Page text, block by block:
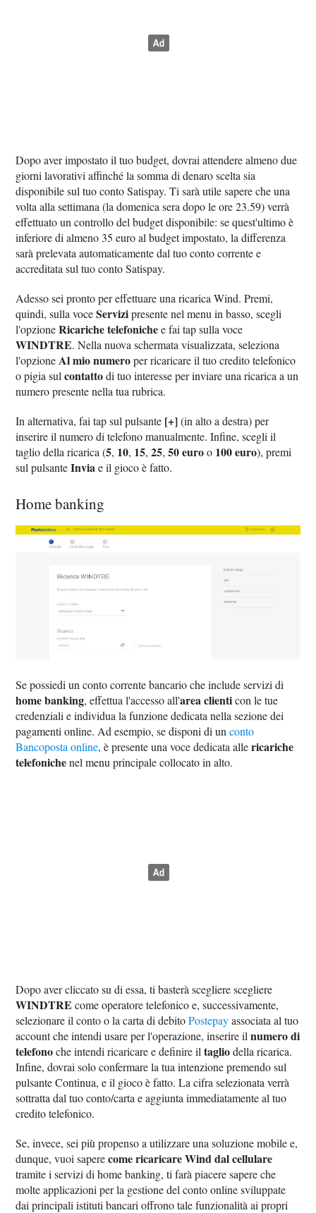
Dopo aver impostato il tuo budget, dovrai attendere almeno due
giorni lavorativi affinché la somma di denaro scelta sia
disponibile sul tuo conto Satispay. Ti sarà utile sapere che una
volta alla settimana (la domenica sera dopo le ore 23.59) verrà
effettuato un controllo del budget disponibile: se quest'ultimo è
inferiore di almeno 35 euro al budget impostato, la differenza
sarà prelevata automaticamente dal tuo conto corrente e
accreditata sul tuo conto Satispay.
Adesso sei pronto per effettuare una ricarica Wind. Premi,
quindi, sulla voceServizipresente nel menu in basso, scegli
l'opzioneRicariche telefonichee fai tap sulla voce
WINDTRE. Nella nuova schermata visualizzata, seleziona
l'opzione Al mio numeroper ricaricare il tuo credito telefonico
o pigia sulcontattodi tuo interesse per inviare una ricarica a un
numero presente nella tua rubrica.
In alternativa, fai tap sul pulsante [+](in alto a destra) per
inserire il numero di telefono manualmente. Infine, scegli il
taglio della ricarica (5, 10, 15,25,50 euroo 100 euro), premi
sul pulsanteInvia e il gioco è fatto.
Home banking
Se possiedi un conto corrente bancario che include servizi di
home banking, effettua l'accesso all'area clienticon le tue
credenziali e individua la funzione dedicata nella sezione dei
pagamenti online. Ad esempio, se disponi di unconto
Bancoposta online, è presente una voce dedicata allericariche
telefonichenel menu principale collocato in alto.
Dopo aver cliccato su di essa, ti basterà scegliere scegliere
WINDTRE come operatore telefonico e, successivamente,
selezionare il conto o la carta di debitoPostepayassociata al tuo
account che intendi usare per l'operazione, inserire ilnumero di
telefonoche intendi ricaricare e definire iltagliodella ricarica.
Infine, dovrai solo confermare la tua intenzione premendo sul
pulsante Continua, e il gioco è fatto. La cifra selezionata verrà
sottratta dal tuo conto/carta e aggiunta immediatamente al tuo
credito telefonico.
Se, invece, sei più propenso a utilizzare una soluzione mobile e,
dunque, vuoi saperecome ricaricare Wind dal cellulare
tramite i servizi di home banking, ti farà piacere sapere che
molte applicazioni per la gestione del conto online sviluppate
dai principali istituti bancari offrono tale funzionalità ai propri